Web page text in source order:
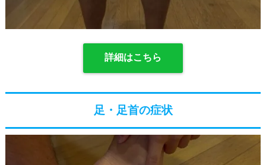
詳細はこちら
足・足首の症状